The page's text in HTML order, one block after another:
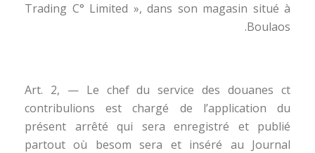
Trading C° Limited », dans son magasin situé à
Boulaos.
Art. 2, — Le chef du service des douanes ct
contribulions est chargé de l’application du
présent arrêté qui sera enregistré et publié
partout où besom sera et inséré au Journal